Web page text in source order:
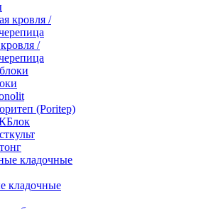
/
(Poritep)
кладочные